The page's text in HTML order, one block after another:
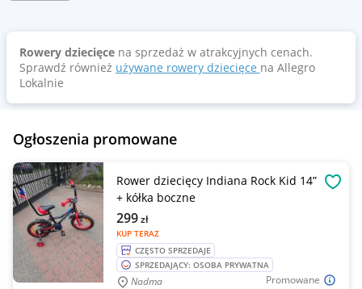
Rowery dziecięce na sprzedaż w atrakcyjnych cenach.
Sprawdź również używane rowery dziecięce na Allegro
Lokalnie
Ogłoszenia promowane
Promowane
Rower dziecięcy Indiana Rock Kid 14”
+ kółka boczne
KUP TERAZ
299zł
CZĘSTO SPRZEDAJE
SPRZEDAJĄCY: OSOBA PRYWATNA
Nadma